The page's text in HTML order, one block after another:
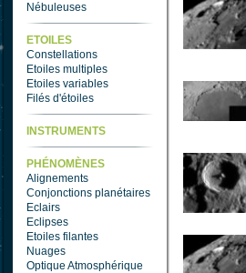
Nébuleuses
ETOILES
Constellations
Etoiles multiples
Etoiles variables
Filés d'étoiles
INSTRUMENTS
PHÉNOMÈNES
Alignements
Conjonctions planétaires
Eclairs
Eclipses
Etoiles filantes
Nuages
Optique Atmosphérique